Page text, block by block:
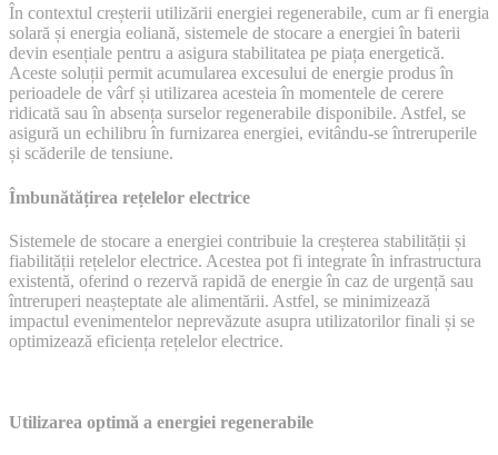
În contextul creșterii utilizării energiei regenerabile, cum ar fi energia
solară și energia eoliană, sistemele de stocare a energiei în baterii
devin esențiale pentru a asigura stabilitatea pe piața energetică.
Aceste soluții permit acumularea excesului de energie produs în
perioadele de vârf și utilizarea acesteia în momentele de cerere
ridicată sau în absența surselor regenerabile disponibile. Astfel, se
asigură un echilibru în furnizarea energiei, evitându-se întreruperile
și scăderile de tensiune.
Îmbunătățirea rețelelor electrice
Sistemele de stocare a energiei contribuie la creșterea stabilității și
fiabilității rețelelor electrice. Acestea pot fi integrate în infrastructura
existentă, oferind o rezervă rapidă de energie în caz de urgență sau
întreruperi neașteptate ale alimentării. Astfel, se minimizează
impactul evenimentelor neprevăzute asupra utilizatorilor finali și se
optimizează eficiența rețelelor electrice.
Utilizarea optimă a energiei regenerabile